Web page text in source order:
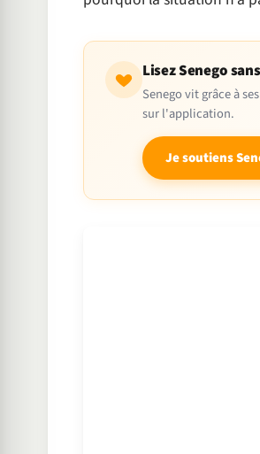
Lisez Senego
Senego vit grâce à
sur l'application.
Je soutiens